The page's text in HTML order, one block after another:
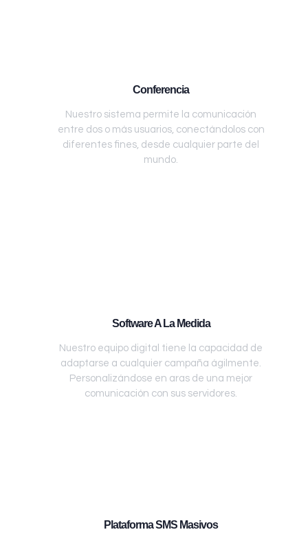
Conferencia
Nuestro sistema permite la comunicación
entre dos o más usuarios, conectándolos con
diferentes fines, desde cualquier parte del
mundo.
Software A La Medida
Nuestro equipo digital tiene la capacidad de
adaptarse a cualquier campaña ágilmente.
Personalizándose en aras de una mejor
comunicación con sus servidores.
Plataforma SMS Masivos